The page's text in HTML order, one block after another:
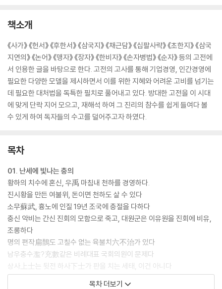
책소개
《사가》 《헌서》 《후한서》 《삼국지》 《채근담》 《십팔사략》 《초한지》 《삼국
지연의》 《논어》 《맹자》 《장자》 《한비자》 《손자병법》 《순자》 등의 고전에
서 인용한 글을 바탕으로 한다. 고전의 고사를 통해 기업경영, 인간경영에
필요한 다양한 모델을 제시하면서 이를 위한 지혜와 어려운 고비를 넘기는
데 필요한 대처법을 독특한 필치로 풀어내고 있다. 방대한 고전을 이 시대
에 맞게 단락 지어 모으고, 재해석 하여 그 진리의 참수를 쉽게 들여다 볼
수 있게 하여 독자들의 수고를 덜어주고자 하였다.
목차
01. 난세에 빛나는 충의
황하의 치수에 혼신, 우禹 마침내 천하를 경영하다.
진시황을 만든 여불위, 돈이면 천하도 살 수 있다
소무蘇武, 흉노에 인질 19년 조국에 충절을 다하다
충신 악비는 간신 진회의 모함으로 죽고, 대원군은 이유원을 진회에 비유,
조롱하다
명의 편작扁鵲도 고칠수 없는 육불치六不治가 있다
남우충수濫?充數같은 비례대표 국회의원이 문제다
상사上士는 뒷전 하사下士가 판을 치는 세태, 이건 아니다
목차 더보기